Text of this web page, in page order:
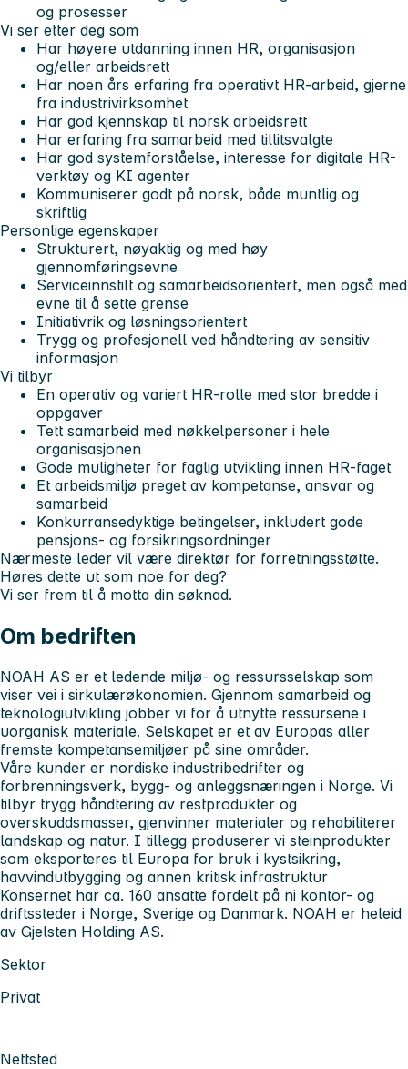
og prosesser
Vi ser etter deg som
Har høyere utdanning innen HR, organisasjon
og/eller arbeidsrett
Har noen års erfaring fra operativt HR-arbeid, gjerne
fra industrivirksomhet
Har god kjennskap til norsk arbeidsrett
Har erfaring fra samarbeid med tillitsvalgte
Har god systemforståelse, interesse for digitale HR-
verktøy og KI agenter
Kommuniserer godt på norsk, både muntlig og
skriftlig
Personlige egenskaper
Strukturert, nøyaktig og med høy
gjennomføringsevne
Serviceinnstilt og samarbeidsorientert, men også med
evne til å sette grense
Initiativrik og løsningsorientert
Trygg og profesjonell ved håndtering av sensitiv
informasjon
Vi tilbyr
En operativ og variert HR-rolle med stor bredde i
oppgaver
Tett samarbeid med nøkkelpersoner i hele
organisasjonen
Gode muligheter for faglig utvikling innen HR-faget
Et arbeidsmiljø preget av kompetanse, ansvar og
samarbeid
Konkurransedyktige betingelser, inkludert gode
pensjons- og forsikringsordninger
Nærmeste leder vil være direktør for forretningsstøtte.
Høres dette ut som noe for deg?
Vi ser frem til å motta din søknad.
Om bedriften
NOAH AS er et ledende miljø- og ressursselskap som
viser vei i sirkulærøkonomien. Gjennom samarbeid og
teknologiutvikling jobber vi for å utnytte ressursene i
uorganisk materiale. Selskapet er et av Europas aller
fremste kompetansemiljøer på sine områder.
Våre kunder er nordiske industribedrifter og
forbrenningsverk, bygg- og anleggsnæringen i Norge. Vi
tilbyr trygg håndtering av restprodukter og
overskuddsmasser, gjenvinner materialer og rehabiliterer
landskap og natur. I tillegg produserer vi steinprodukter
som eksporteres til Europa for bruk i kystsikring,
havvindutbygging og annen kritisk infrastruktur
Konsernet har ca. 160 ansatte fordelt på ni kontor- og
driftssteder i Norge, Sverige og Danmark. NOAH er heleid
av Gjelsten Holding AS.
Sektor
Privat
Nettsted